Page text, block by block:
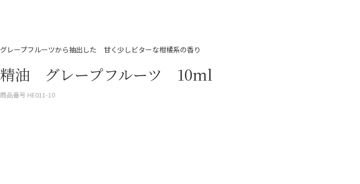
グレープフルーツから抽出した 甘く少しビターな柑橘系の香り
精油 グレープフルーツ 10ml
商品番号 HE011-10